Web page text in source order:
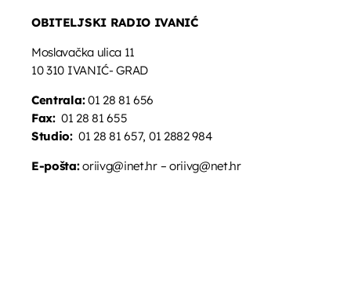
OBITELJSKI RADIO IVANIĆ
Moslavačka ulica 11
10 310 IVANIĆ- GRAD
Centrala:01 28 81 656
Fax:01 28 81 655
Studio:01 28 81 657, 01 2882 984
E-pošta:oriivg@inet.hr – oriivg@net.hr